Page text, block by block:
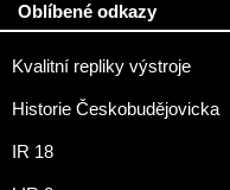
Oblíbené odkazy
Kvalitní repliky výstroje
Historie Českobudějovicka
IR 18